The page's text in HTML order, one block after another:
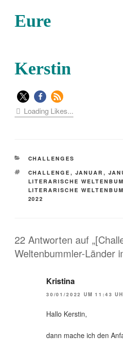
Eure
Kerstin
Loading Likes...
KATEGORIEN
CHALLENGES
SCHLAGWÖRTER
CHALLENGE , JANUAR ,
LITERARISCHE
LITERARISCHE
2022
22 Antworten auf
Weltenbummler-Länder
Kristina
30/01/2022 UM 11:43
Hallo Kerstin,
dann mache ich den